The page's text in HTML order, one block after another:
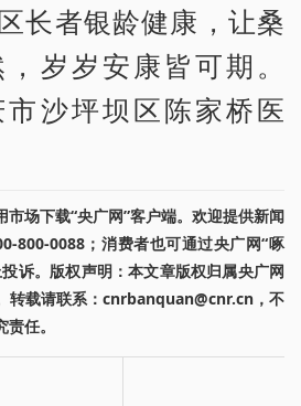
长者银龄健康，让桑
岁岁安康皆可期。
市沙坪坝区陈家桥医
市场下载“央广网”客户端。欢迎提供新闻
800-0088；消费者也可通过央广网“啄
诉。版权声明：本文章版权归属央广网
转载请联系：cnrbanquan@cnr.cn，不
任。